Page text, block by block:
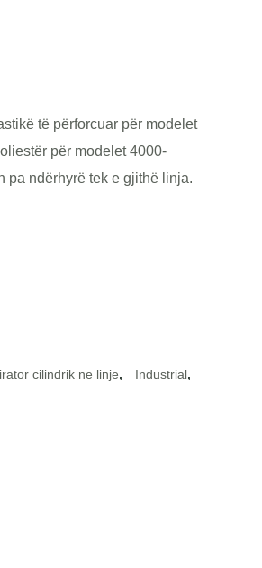
të përforcuar për modelet
për modelet 4000-
pa ndërhyrë tek e gjithë linja.
cilindrik ne linje, Industrial,